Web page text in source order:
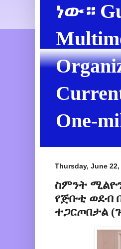
ነው።
One-
Thursday, June 22,
ስምንት
የጅቡቲ ወደብ
ተጋርጦበታል